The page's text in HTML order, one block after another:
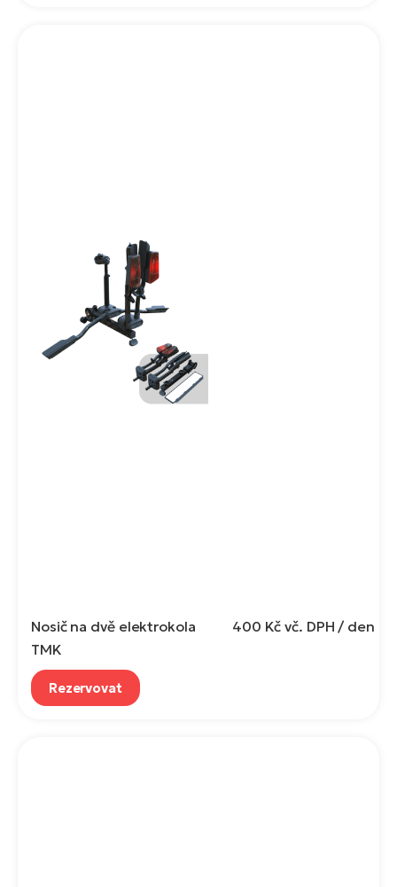
Nosič na dvě elektrokola
TMK
400 Kčvč. DPH / den
Rezervovat